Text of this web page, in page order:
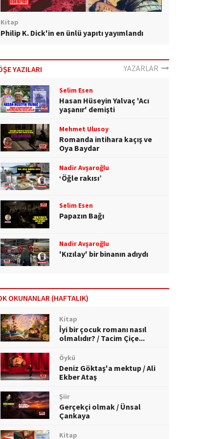
Kitap
Philip K. Dick'in en ünlü yapıtı yayımlandı
YAZILARI YAZARLAR
Selim Esen
Hasan Hüseyin Yalvaç 'Acı
yaşanır' demişti
Mehmet Ulusoy
Romanda intihara kaçış ve
Oya Baydar
Nadir Avşaroğlu
‘Öğle rakısı’
Selim Esen
Papazın Bağı
Nadir Avşaroğlu
'Kızılay' bir binanın adıydı
OKUNANLAR (HAFTALIK)
Kitap
İyi bir çocuk romanı nasıl
olmalıdır? / Tacim Çiçe...
Öykü
Deniz Göktaş'a mektup / Ali
Ekber Ataş
Şiir
Gerçekçi olmak / Ünsal
Çankaya
Kitap